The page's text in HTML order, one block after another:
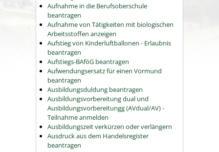
Aufnahme in die Berufsoberschule
beantragen
Aufnahme von Tätigkeiten mit biologischen
Arbeitsstoffen anzeigen
Aufstieg von Kinderluftballonen - Erlaubnis
beantragen
Aufstiegs-BAföG beantragen
Aufwendungsersatz für einen Vormund
beantragen
Ausbildungsduldung beantragen
Ausbildungsvorbereitung dual und
Ausbildungsvorbereitungg (AVdual/AV) -
Teilnahme anmelden
Ausbildungszeit verkürzen oder verlängern
Ausdruck aus dem Handelsregister
beantragen